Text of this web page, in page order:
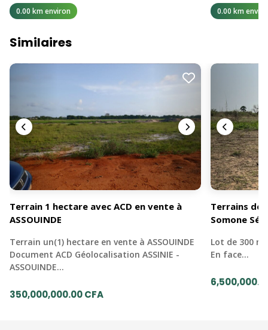
0.00 km environ 0.00 km
Similaires
Terrain 1 hectare avec ACD en vente à
ASSOUINDE
Terrain un(1) hectare en vente à ASSOUINDE
Document ACD Géolocalisation ASSINIE -
ASSOUINDE…
350,000,000.00 CFA
Terrains de
Somone
Lot de 300
En face…